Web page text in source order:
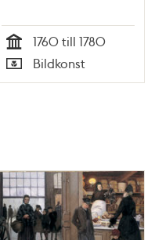
Tid
1760 till 1780
Typ
Bildkonst